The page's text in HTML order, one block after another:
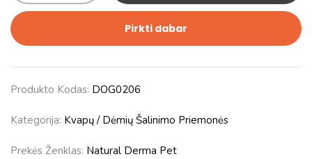
Pirkti dabar
Produkto Kodas: DOG0206
Kategorija: Kvapų / Dėmių Šalinimo Priemonės
Prekės Ženklas: Natural Derma Pet